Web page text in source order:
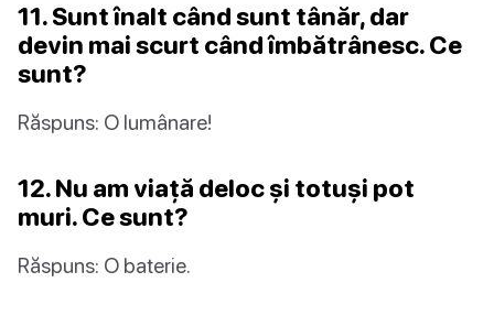
11. Sunt înalt când sunt tânăr, dar
devin mai scurt când îmbătrânesc. Ce
sunt?
Răspuns: O lumânare!
12. Nu am viață deloc și totuși pot
muri. Ce sunt?
Răspuns: O baterie.